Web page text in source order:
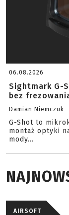
06.08.2026
Sightmark G-
bez
Damian Niemczuk
G-Shot to
montaż optyki
mody...
AIRSOFT